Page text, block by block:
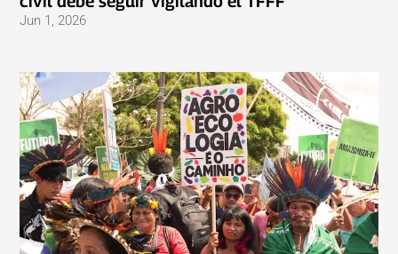
Jun 1, 2026